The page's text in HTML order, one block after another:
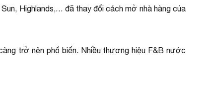
Highlands,… đã thay đổi cách mở nhà hàng của
trở nên phổ biến. Nhiều thương hiệu F&B nước